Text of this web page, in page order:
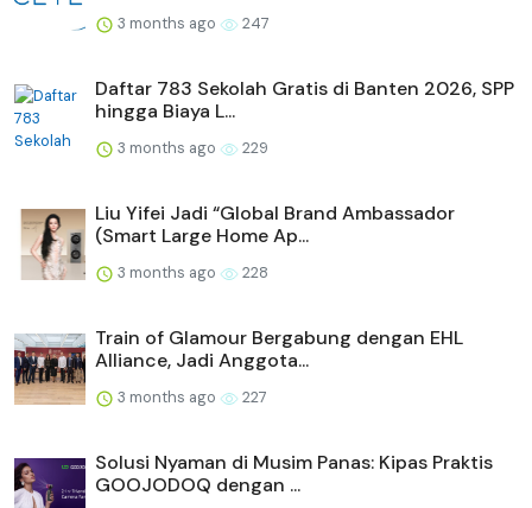
3 months ago 247
Daftar 783 Sekolah Gratis di Banten 2026, SPP
hingga Biaya L...
3 months ago 229
Liu Yifei Jadi “Global Brand Ambassador
(Smart Large Home Ap...
3 months ago 228
Train of Glamour Bergabung dengan EHL
Alliance, Jadi Anggota...
3 months ago 227
Solusi Nyaman di Musim Panas: Kipas Praktis
GOOJODOQ dengan ...